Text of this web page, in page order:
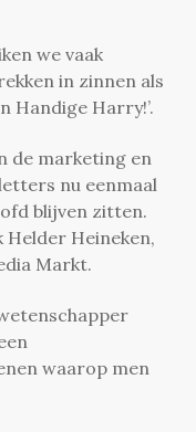
we vaak
in zinnen als
Handige Harry!’.
de marketing en
nu eenmaal
blijven zitten.
Heineken,
Markt.
waarop men